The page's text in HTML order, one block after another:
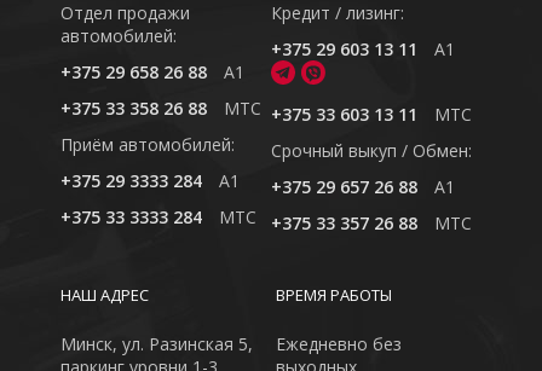
Отдел продажи
автомобилей:
+375 29 658 26 88
A1
+375 33 358 26 88
MTC
Приём автомобилей:
+375 29 3333 284
A1
+375 33 3333 284
MTC
Кредит / лизинг:
+375 29 603 13 11
A1
+375 33 603 13 11
MTC
Cрочный выкуп / Обмен:
+375 29 657 26 88
A1
+375 33 357 26 88
MTC
ВРЕМЯ РАБОТЫ
Ежедневно без
НАШ АДРЕС
Минск, ул. Разинская 5,